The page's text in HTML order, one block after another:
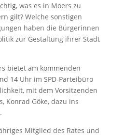
was es in Moers zu
gilt? Welche sonstigen
haben die Bürgerinnen
zur Gestaltung ihrer Stadt
bietet am kommenden
14 Uhr im SPD-Parteibüro
mit dem Vorsitzenden
Konrad Göke, dazu ins
Mitglied des Rates und